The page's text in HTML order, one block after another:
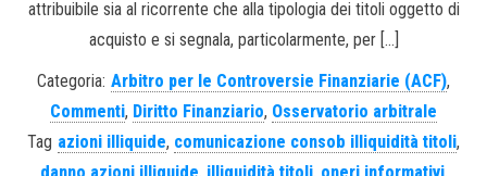
attribuibile sia al ricorrente che alla tipologia dei titoli oggetto di
acquisto e si segnala, particolarmente, per […]
Categoria: Arbitro per le Controversie Finanziarie (ACF),
Commenti, Diritto Finanziario, Osservatorio arbitrale
Tag azioni illiquide, comunicazione consob illiquidità titoli,